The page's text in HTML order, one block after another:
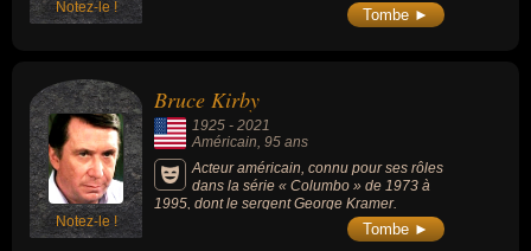
Notez-le ! Tombe ►
Notez-le !
Bruce Kirby
1925 - 2021
Américain, 95 ans
Acteur américain, connu pour ses rôles
dans la série « Columbo » de 1973 à
1995, dont le sergent George Kramer.
Tombe ►